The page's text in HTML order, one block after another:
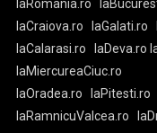
laRomania.ro
laCraiova.ro
laGalati.ro
laCalarasi.ro
laDeva.ro
laMiercureaCiuc.ro
laOradea.ro
laPitesti.ro
laRamnicuValcea.ro